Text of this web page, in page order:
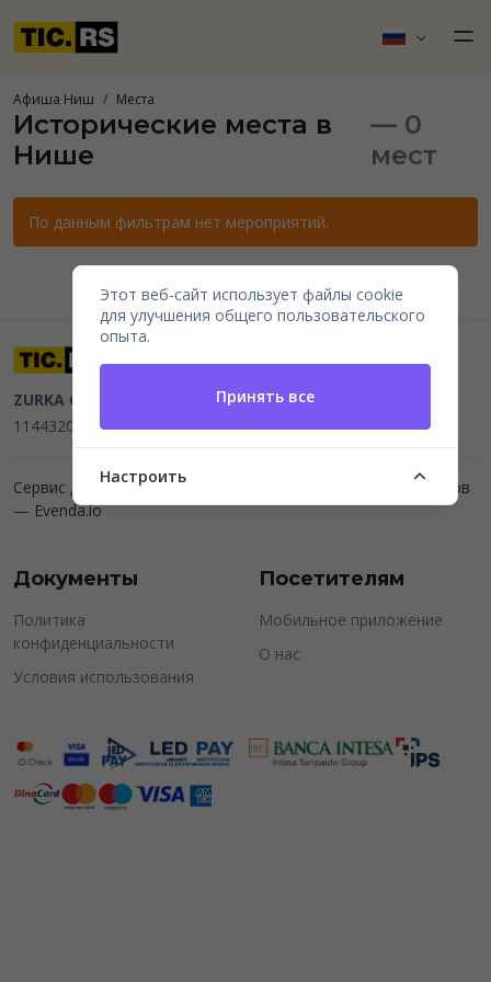
Афиша Ниш Места
Исторические места в
Нише
— 0
мест
По данным фильтрам нет мероприятий.
ZURKA CE BITI DOO Beograd, Kraljice Natalije 11
114432064, MB 22023195,mail@tic.rs, +381 63 173 3142
Сервис для организаторов мероприятий и продажи билетов
— Evenda.io
Документы
Политика
конфиденциальности
Условия использования
Посетителям
Мобильное приложение
О нас
Этот веб-сайт использует файлы cookie
для улучшения общего пользовательского
опыта.
Принять все
Настроить